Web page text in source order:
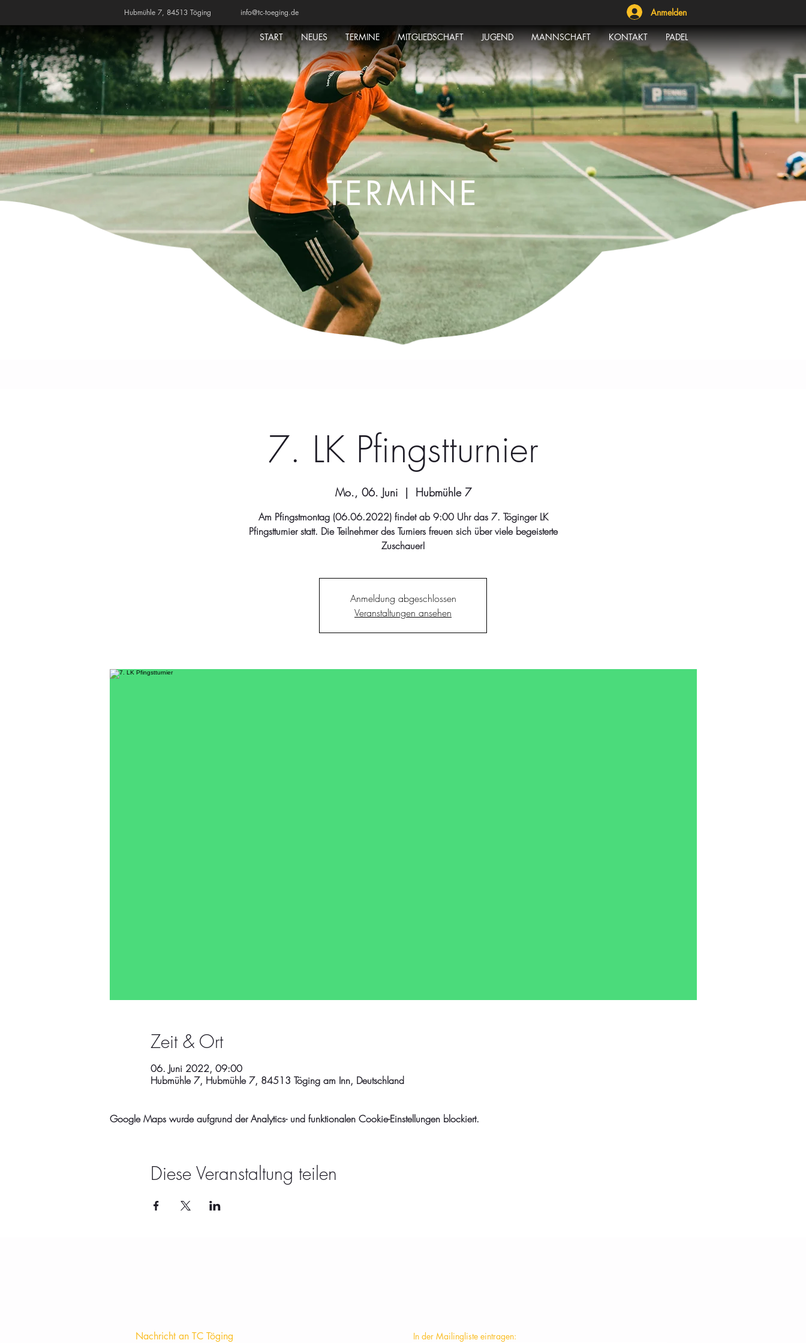
START NEUES TERMINE MITGLIEDSCHAFT JUGEND MANNSCHAFT KONTAKT PADEL
Hubmühle 7, 84513 Töging info@tc-toeging.de Anmelden
TERMINE
7. LK Pfingstturnier
Mo., 06. Juni
  |
Hubmühle 7
Am Pfingstmontag (06.06.2022) findet ab 9:00 Uhr das 7. Töginger LK
Pfingstturnier statt. Die Teilnehmer des Turniers freuen sich über viele begeisterte
Zuschauer!
Anmeldung abgeschlossen
Veranstaltungen ansehen
Zeit & Ort
06. Juni 2022, 09:00
Hubmühle 7, Hubmühle 7, 84513 Töging am Inn, Deutschland
Google Maps wurde aufgrund der Analytics- und funktionalen Cookie-Einstellungen blockiert.
Diese Veranstaltung teilen
In der Mailingliste eintragen:
Nachricht an TC Töging